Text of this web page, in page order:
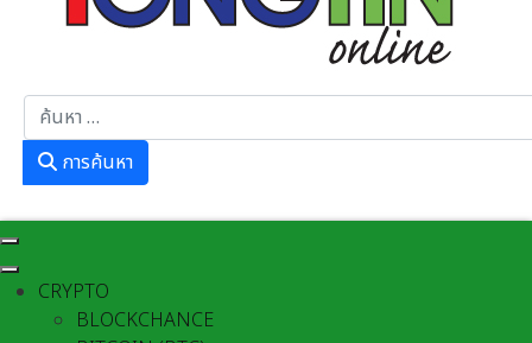
การค้นหา
CRYPTO
BLOCKCHANCE